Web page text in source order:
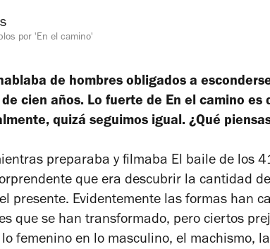
por 'En el camino'
de hombres obligados a
cien años. Lo fuerte de En el camino es
quizá seguimos igual. ¿Qué
preparaba y filmaba El baile de los
que era descubrir la cantidad
presente. Evidentemente las formas han
que se han transformado, pero ciertos
femenino en lo masculino, el machismo, la